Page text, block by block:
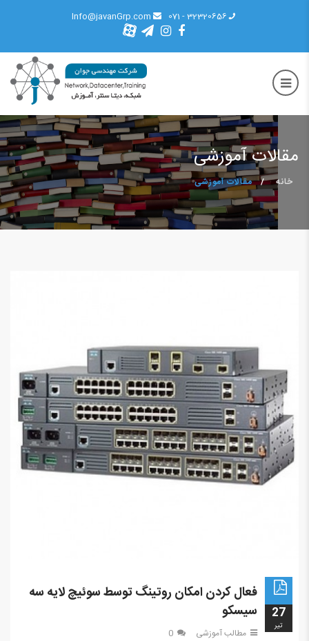
32320656 - 071
مقالات آموزشی
خانه مقالات آموزشی
فعال کردن امکان روتینگ توسط سوئیچ لایه سه
سیسکو
مطالب آموزشی 0
27
تير